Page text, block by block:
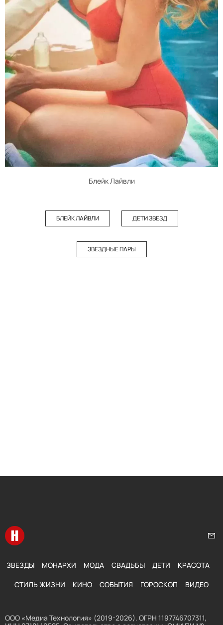
Блейк Лайвли
БЛЕЙК ЛАЙВЛИ ДЕТИ ЗВЕЗД
ЗВЕЗДНЫЕ ПАРЫ
Перейти на главную
ЗВЕЗДЫ МОНАРХИ МОДА СВАДЬБЫ ДЕТИ КРАСОТА
СТИЛЬ ЖИЗНИ КИНО СОБЫТИЯ ГОРОСКОП ВИДЕО
ООО «Медиа Технология» (2019-2026). ОГРН 1197746707311,